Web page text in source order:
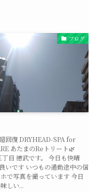
ブログ
回復 DRYHEAD-SPA for
あたまのReトリート🌿
目 徳武です。 今日も快晴
です いつもの通勤途中の信
で写真を撮っています 今日
しい...